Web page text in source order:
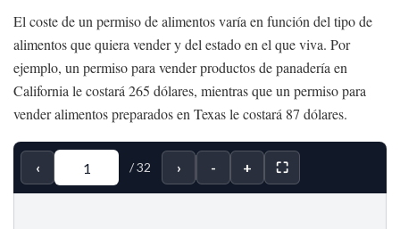
El coste de un permiso de alimentos varía en función del tipo de
alimentos que quiera vender y del estado en el que viva. Por
ejemplo, un permiso para vender productos de panadería en
California le costará 265 dólares, mientras que un permiso para
vender alimentos preparados en Texas le costará 87 dólares.
‹ /32 › - + ⛶